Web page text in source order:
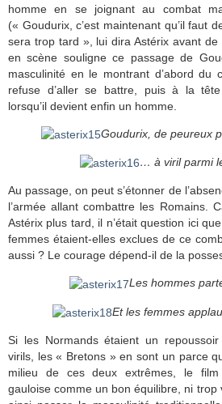
homme en se joignant au combat
(« Goudurix, c’est maintenant qu’il faut
sera trop tard », lui dira Astérix avant de
en scène souligne ce passage de
masculinité en le montrant d’abord du
refuse d’aller se battre, puis à la
lorsqu’il devient enfin un homme.
Goudurix, de peureux
… à viril parmi
Au passage, on peut s’étonner de
l’armée allant combattre les Romains.
Astérix plus tard, il n’était question ici
femmes étaient-elles exclues de ce
aussi ? Le courage dépend-il de la
Les hommes
Et les femmes
Si les Normands étaient un
virils, les « Bretons » en sont un parce
milieu de ces deux extrêmes, le film
gauloise comme un bon équilibre, ni trop